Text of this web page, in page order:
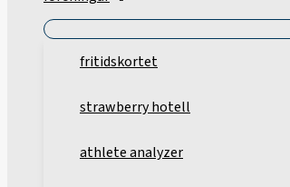
fritidskortet
strawberry hotell
athlete analyzer